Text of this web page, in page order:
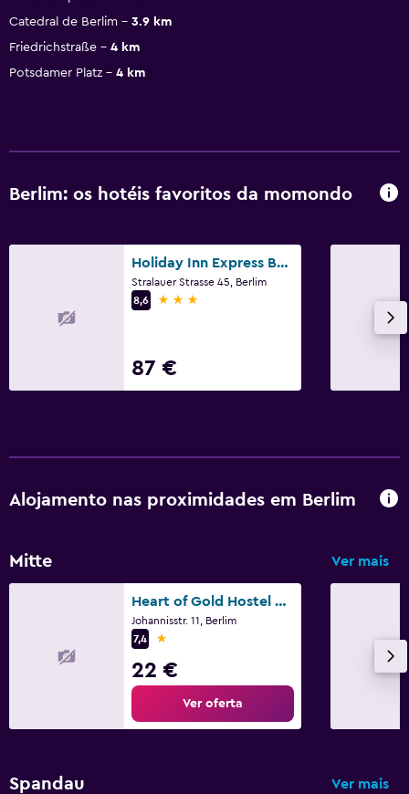
Catedral de Berlim
3.9 km
Friedrichstraße
4 km
Potsdamer Platz
4 km
Berlim: os hotéis favoritos da momondo
Holiday Inn Express Berlin - Alexanderplatz By IHG
Stralauer Strasse 45, Berlim
8,6
3 estrelas
87 €
Alojamento nas proximidades em Berlim
Mitte Ver mais
Heart of Gold Hostel & Capsules Berlin
Johannisstr. 11, Berlim
7,4
1 estrela
22 €
Ver oferta
Spandau Ver mais